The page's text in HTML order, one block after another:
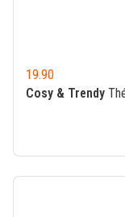
19.90
Cosy & Trendy